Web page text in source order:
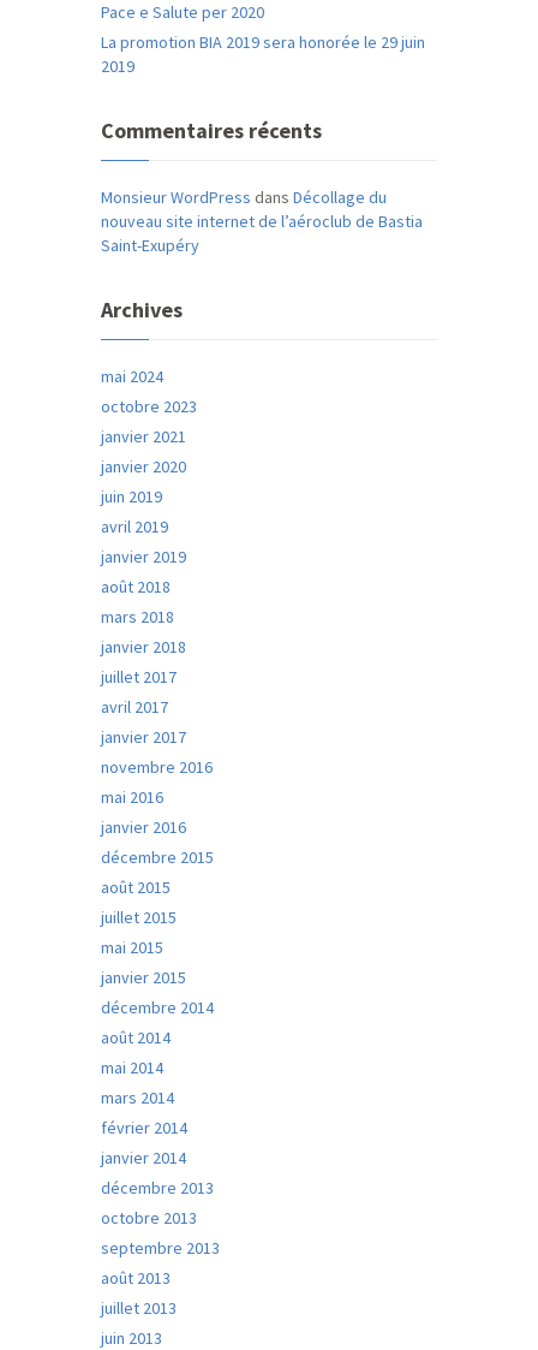
Pace e Salute per 2020
La promotion BIA 2019 sera honorée le 29 juin
2019
Commentaires récents
Monsieur WordPress dans Décollage du
nouveau site internet de l’aéroclub de Bastia
Saint-Exupéry
Archives
mai 2024
octobre 2023
janvier 2021
janvier 2020
juin 2019
avril 2019
janvier 2019
août 2018
mars 2018
janvier 2018
juillet 2017
avril 2017
janvier 2017
novembre 2016
mai 2016
janvier 2016
décembre 2015
août 2015
juillet 2015
mai 2015
janvier 2015
décembre 2014
août 2014
mai 2014
mars 2014
février 2014
janvier 2014
décembre 2013
octobre 2013
septembre 2013
août 2013
juillet 2013
juin 2013